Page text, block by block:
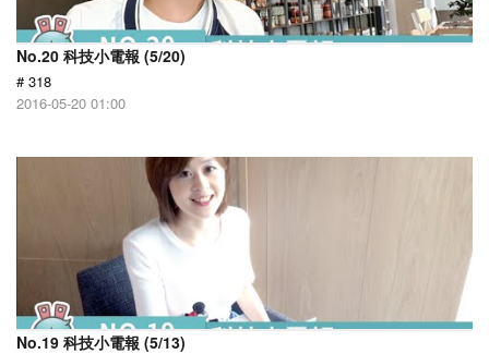
No.20 科技小電報 (5/20)
# 318
2016-05-20 01:00
No.19 科技小電報 (5/13)